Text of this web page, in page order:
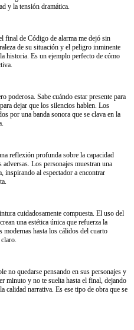
y la tensión dramática.
final de Código de alarma me dejó sin
de su situación y el peligro inminente
historia. Es un ejemplo perfecto de cómo
poderosa. Sabe cuándo estar presente para
dejar que los silencios hablen. Los
por una banda sonora que se clava en la
reflexión profunda sobre la capacidad
Los personajes muestran una
inspirando al espectador a encontrar
cuidadosamente compuesta. El uso del
una estética única que refuerza la
modernas hasta los cálidos del cuarto
no quedarse pensando en sus personajes y
minuto y no te suelta hasta el final, dejando
calidad narrativa. Es ese tipo de obra que se